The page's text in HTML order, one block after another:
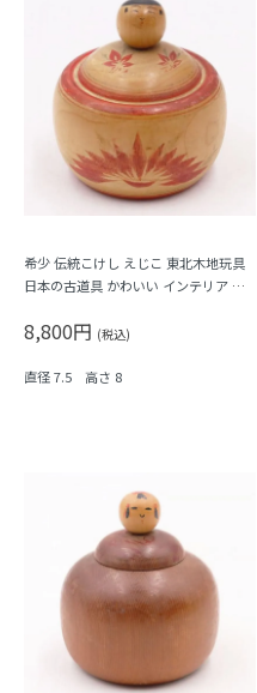
希少 伝統こけし えじこ 東北木地玩具
日本の古道具 かわいい インテリア ア
8,800円 (税込)
直径 7.5 高さ 8